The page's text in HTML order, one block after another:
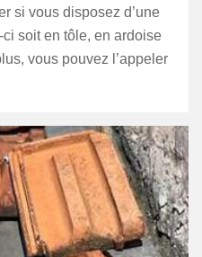
si vous disposez d’une
soit en tôle, en ardoise
vous pouvez l’appeler